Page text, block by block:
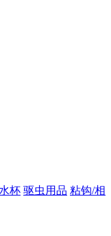
杯 驱虫用品 粘钩/相